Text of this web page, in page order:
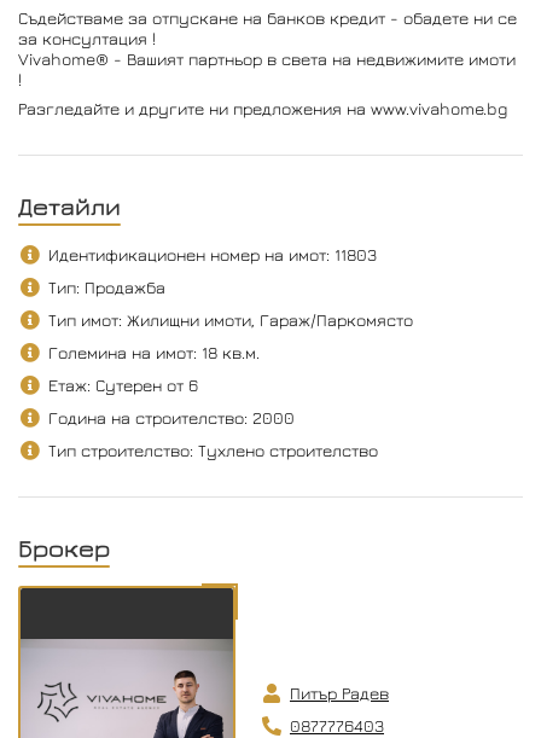
Съдействаме за отпускане на банков кредит - обадете ни се
за консултация !
Vivahome® - Вашият партньор в света на недвижимите имоти
!
Разгледайте и другите ни предложения на www.vivahome.bg
Детайли
Идентификационен номер на имот: 11803
Тип: Продажба
Тип имот: Жилищни имоти, Гараж/Паркомясто
Големина на имот: 18 кв.м.
Етаж: Сутерен от 6
Година на строителство: 2000
Тип строителство: Тухлено строителство
Брокер
Питър Радев
0877776403